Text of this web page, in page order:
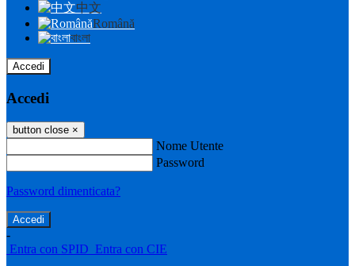
中文
Română
বাংলা
Accedi
Accedi
button close ×
Nome Utente
Password
Password dimenticata?
-
Entra con SPID Entra con CIE